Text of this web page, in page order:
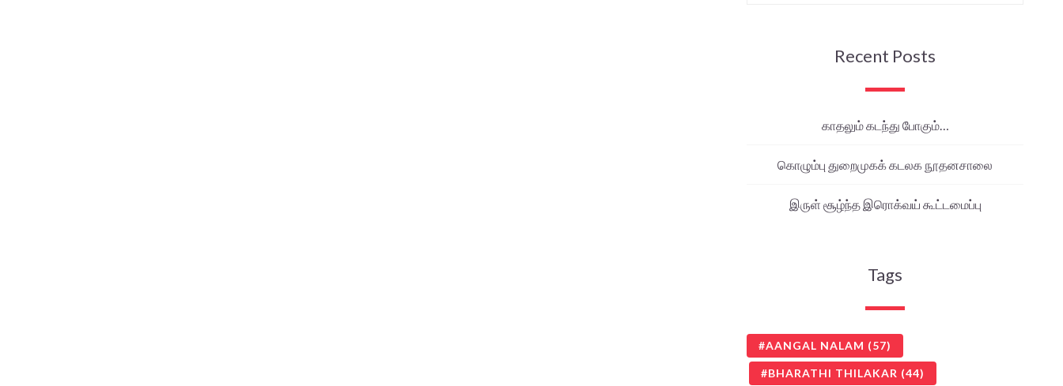
Recent Posts
காதலும் கடந்து போகும்…
கொழும்பு துறைமுகக் கடலக நூதனசாலை
இருள் சூழ்ந்த இரொக்வய் கூட்டமைப்பு
Tags
AANGAL NALAM (57)
BHARATHI THILAKAR (44)